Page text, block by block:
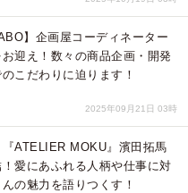
】企画屋コーディネーター
迎え！数々の商品企画・開発
こだわりに迫ります！
2025年09月21日 03時
『ATELIER MOKU』濱田拓馬
愛にあふれる人柄や仕事に対
の魅力を語りつくす！